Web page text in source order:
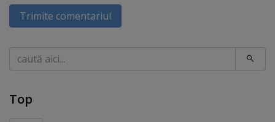
Trimite comentariul
Caută
Top